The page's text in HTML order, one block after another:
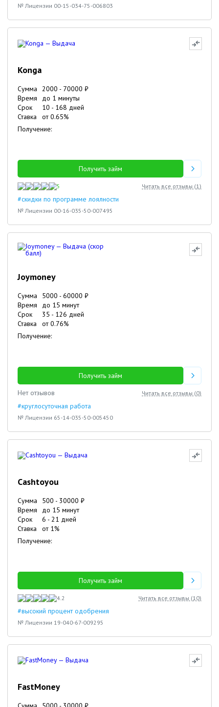
№ Лицензии 00-15-034-75-006803
Konga
Сумма 2000 - 70000 ₽
Время
до 1 минуты
Срок
10 - 168 дней
Ставка
от0.65%
Получение:
Получить займ
5 Читать все отзывы (1)
#скидки по программе лоялности
№ Лицензии 00-16-035-50-007495
Joymoney
Сумма 5000 - 60000 ₽
Время
до 15 минут
Срок
35 - 126 дней
Ставка
от0.76%
Получение:
Получить займ
Нет отзывов
Читать все отзывы (0)
#круглосуточная работа
№ Лицензии 65-14-035-50-005450
Cashtoyou
Сумма 500 - 30000 ₽
Время
до 15 минут
Срок
6 - 21 дней
Ставка
от 1%
Получение:
Получить займ
4.2 Читать все отзывы (10)
#высокий процент одобрения
№ Лицензии 19-040-67-009295
FastMoney